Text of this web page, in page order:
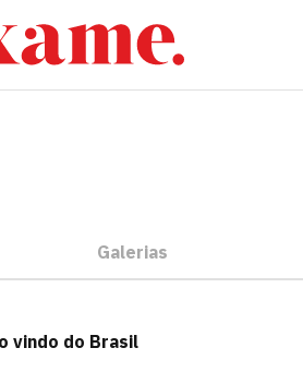
Galerias
vindo do Brasil